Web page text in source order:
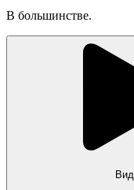
В большинстве.